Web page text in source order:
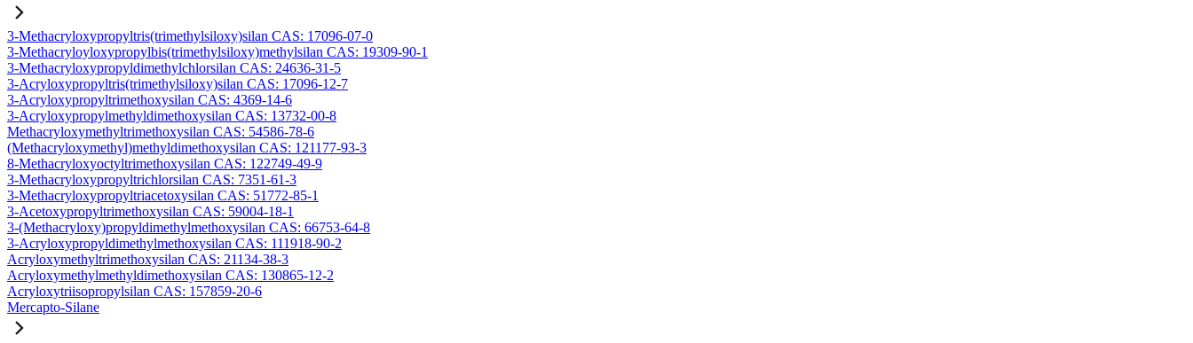
3-Methacryloxypropyltris(trimethylsiloxy)silan CAS: 17096-07-0
3-Methacryloyloxypropylbis(trimethylsiloxy)methylsilan CAS: 19309-90-1
3-Methacryloxypropyldimethylchlorsilan CAS: 24636-31-5
3-Acryloxypropyltris(trimethylsiloxy)silan CAS: 17096-12-7
3-Acryloxypropyltrimethoxysilan CAS: 4369-14-6
3-Acryloxypropylmethyldimethoxysilan CAS: 13732-00-8
Methacryloxymethyltrimethoxysilan CAS: 54586-78-6
(Methacryloxymethyl)methyldimethoxysilan CAS: 121177-93-3
8-Methacryloxyoctyltrimethoxysilan CAS: 122749-49-9
3-Methacryloxypropyltrichlorsilan CAS: 7351-61-3
3-Methacryloxypropyltriacetoxysilan CAS: 51772-85-1
3-Acetoxypropyltrimethoxysilan CAS: 59004-18-1
3-(Methacryloxy)propyldimethylmethoxysilan CAS: 66753-64-8
3-Acryloxypropyldimethylmethoxysilan CAS: 111918-90-2
Acryloxymethyltrimethoxysilan CAS: 21134-38-3
Acryloxymethylmethyldimethoxysilan CAS: 130865-12-2
Acryloxytriisopropylsilan CAS: 157859-20-6
Mercapto-Silane